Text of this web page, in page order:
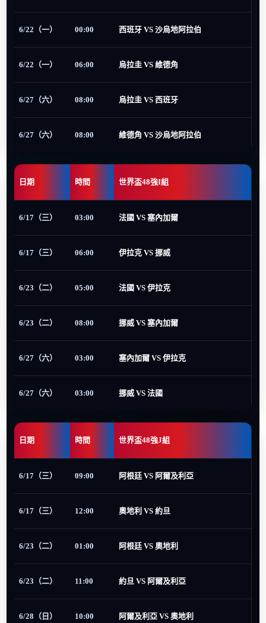
6/22（一） 00:00 西班牙 VS 沙烏地阿拉伯
6/22（一） 06:00 烏拉圭 VS 維德角
6/27（六） 08:00 烏拉圭 VS 西班牙
6/27（六） 08:00 維德角 VS 沙烏地阿拉伯
日期 時間 世界盃48強I組
6/17（三） 03:00 法國 VS 塞內加爾
6/17（三） 06:00 伊拉克 VS 挪威
6/23（二） 05:00 法國 VS 伊拉克
6/23（二） 08:00 挪威 VS 塞內加爾
6/27（六） 03:00 塞內加爾 VS 伊拉克
6/27（六） 03:00 挪威 VS 法國
日期 時間 世界盃48強J組
6/17（三） 09:00 阿根廷 VS 阿爾及利亞
6/17（三） 12:00 奧地利 VS 約旦
6/23（二） 01:00 阿根廷 VS 奧地利
6/23（二） 11:00 約旦 VS 阿爾及利亞
6/28（日） 10:00 阿爾及利亞 VS 奧地利